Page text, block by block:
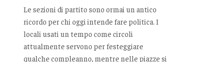
Le sezioni di partito sono ormai un antico
ricordo per chi oggi intende fare politica. I
locali usati un tempo come circoli
attualmente servono per festeggiare
qualche compleanno, mentre nelle piazze si